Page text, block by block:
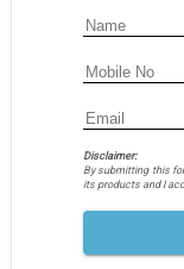
Disclaimer:
By submitting this
its products and I